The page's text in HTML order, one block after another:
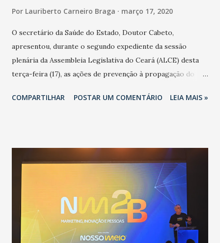
Por Lauriberto Carneiro Braga março 17, 2020
O secretário da Saúde do Estado, Doutor Cabeto,
apresentou, durante o segundo expediente da sessão
plenária da Assembleia Legislativa do Ceará (ALCE) desta
terça-feira (17), as ações de prevenção à propagação do
adotadas pelo Governo do Estado na contenção da
população suspeita e de cuidados com os ambientes
públicos e domiciliares. “Nós não estamos vivendo uma
epidemia comum, como temos em todos os anos, com
aumento de casos de dengue, influenza ou H1N1. Trata-se
de uma epidemia com um vírus diferente, com um poder de
contaminação maior que outros coronavírus”, apontou o
secretário. Segundo ele, é uma epidemia com chance de
COMPARTILHAR POSTAR UM COMENTÁRIO LEIA MAIS »